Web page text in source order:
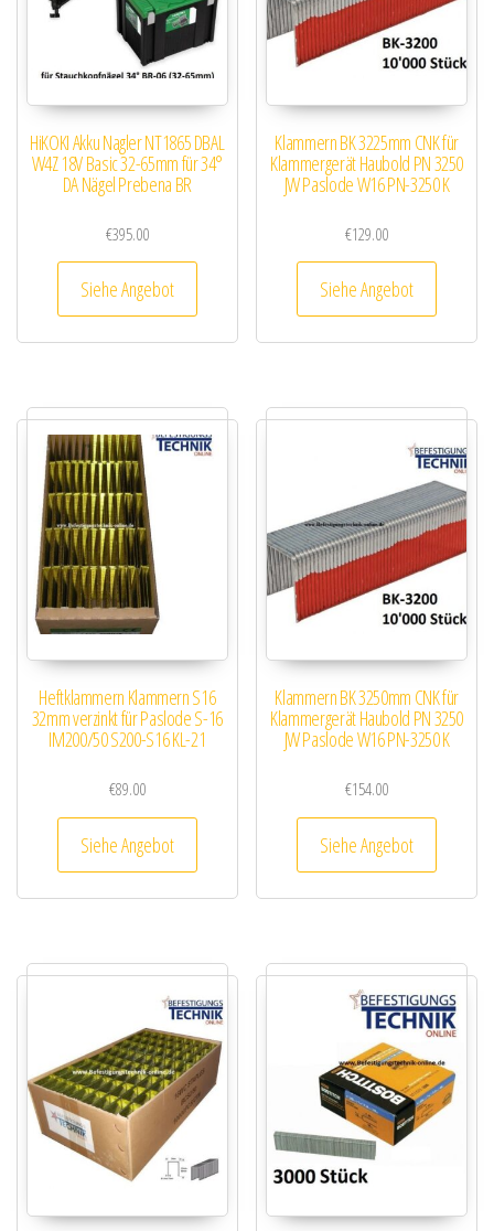
HiKOKI Akku Nagler NT1865 DBAL
W4Z 18V Basic 32-65mm für 34°
DA Nägel Prebena BR
€395.00
Siehe Angebot
Klammern BK 3225mm CNK für
Klammergerät Haubold PN 3250
JW Paslode W16 PN-3250 K
€129.00
Siehe Angebot
Heftklammern Klammern S16
32mm verzinkt für Paslode S-16
IM200/50 S200-S16 KL-21
€89.00
Siehe Angebot
Klammern BK 3250mm CNK für
Klammergerät Haubold PN 3250
JW Paslode W16 PN-3250 K
€154.00
Siehe Angebot